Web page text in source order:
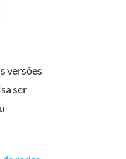
versões
ser